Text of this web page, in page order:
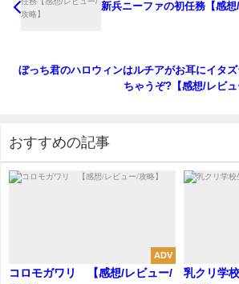
新兵ニーファの初任務【感想
ぼっち君のハロウィンはルチアがお耳にイタズ
ちゃうぞ?【感想/レビュ
おすすめの記事
ADV
コロモガワリ 【感想/レビュー/
乳クリ学